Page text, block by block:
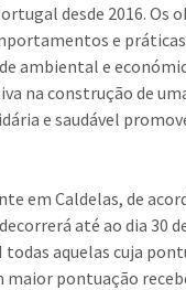
desde 2016. Os
e
ambiental e
na construção de
e saudável
em Caldelas, de
até ao dia 30
aquelas cuja
maior pontuação